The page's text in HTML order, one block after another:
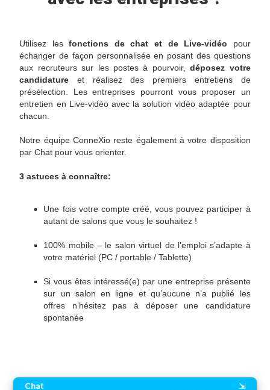
Utilisez lesfonctions de chat et de Live-vidéo pour
échanger de façon personnalisée en posant des questions
aux recruteurs sur les postes à pourvoir,déposez votre
candidature et réalisez des premiers entretiens de
présélection. Les entreprises pourront vous proposer un
entretien en Live-vidéo avec la solution vidéo adaptée pour
chacun.
Notre équipe ConneXio reste également à votre disposition
par Chat pour vous orienter.
3 astuces à connaître:
Une fois votre compte créé, vous pouvez participer à
autant de salons que vous le souhaitez !
100% mobile – le salon virtuel de l’emploi s’adapte à
votre matériel (PC / portable / Tablette)
Si vous êtes intéressé(e) par une entreprise présente
sur un salon en ligne et qu’aucune n’a publié les
offres n’hésitez pas à déposer une candidature
spontanée